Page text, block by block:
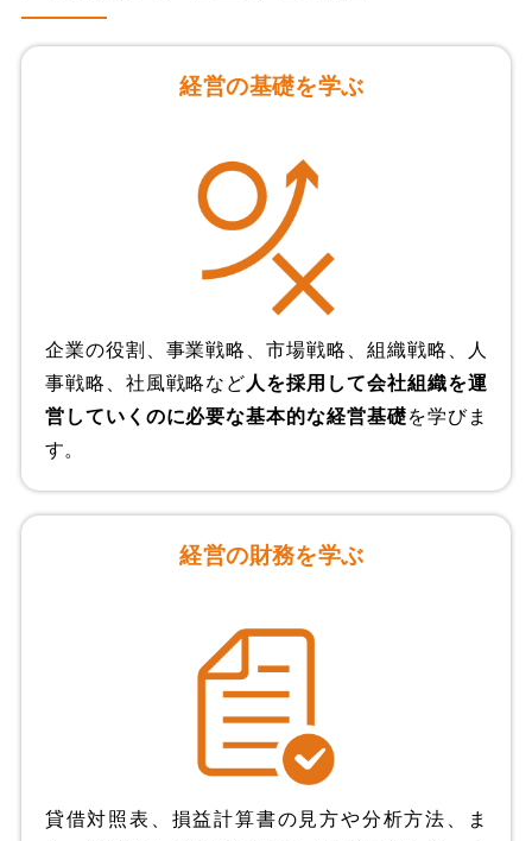
経営の基礎を学ぶ
企業の役割、事業戦略、市場戦略、組織戦略、人
事戦略、社風戦略など 人を採用して会社組織を運
営していくのに必要な基本的な経営基礎を学びま
す。
経営の財務を学ぶ
貸借対照表、損益計算書の見方や分析方法、ま